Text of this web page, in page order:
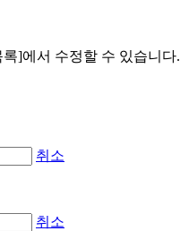
]에서 수정할 수 있습니다.
취소
취소